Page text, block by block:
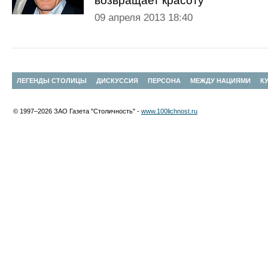
09 апреля 2013 18:40
ЛЕГЕНДЫ СТОЛИЦЫ ДИСКУССИЯ ПЕРСОНА МЕЖДУ НАЦИЯМИ
© 1997–2026 ЗАО Газета "Столичность" - www.100lichnost.ru